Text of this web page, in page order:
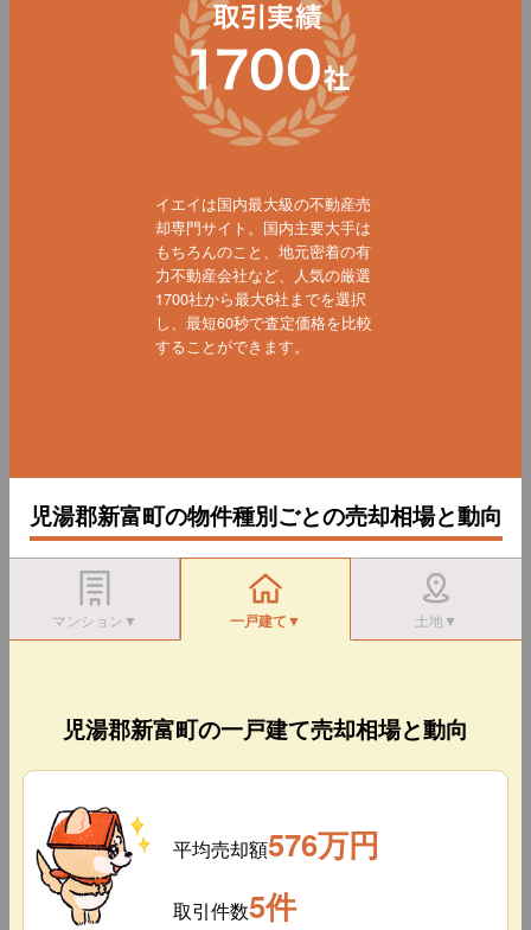
イエイは国内最大級の不動産売
却専門サイト。国内主要大手は
もちろんのこと、地元密着の有
力不動産会社など、人気の厳選
1700社から最大6社までを選択
し、最短60秒で査定価格を比較
することができます。
児湯郡新富町の物件種別ごとの売却相場と動向
マンション▼ 一戸建て▼ 土地▼
児湯郡新富町の一戸建て売却相場と動向
平均売却額576万円
取引件数5件